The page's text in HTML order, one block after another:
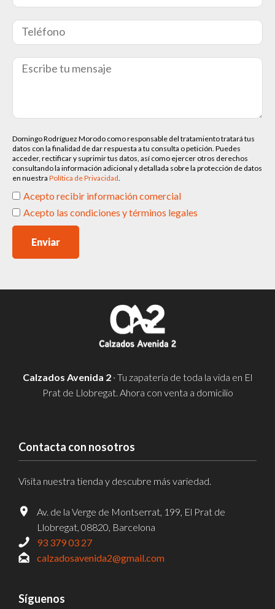
Domingo Rodríguez Morodo como responsable del tratamiento tratará tus
datos con la finalidad de dar respuesta a tu consulta o petición. Puedes
acceder, rectificar y suprimir tus datos, así como ejercer otros derechos
consultando la información adicional y detallada sobre la protección de datos
en nuestra Política de Privacidad
Acepto recibir información comercial
Acepto las condiciones y términos legales
Enviar
Calzados Avenida 2 · Tu zapatería de toda la vida en El
Prat de Llobregat. Ahora con venta a domicilio
Contacta con nosotros
Visita nuestra tienda y descubre más variedad.
Av. de la Verge de Montserrat, 199, El Prat de
Llobregat, 08820, Barcelona
93 379 03 27
calzadosavenida2@gmail.com
Síguenos